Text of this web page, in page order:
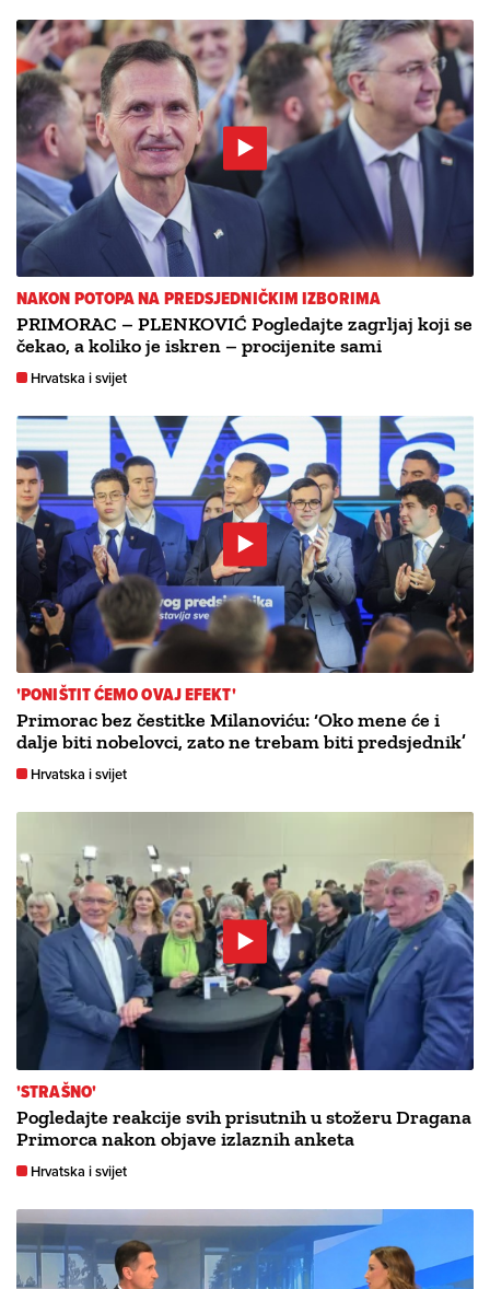
NAKON POTOPA NA PREDSJEDNIČKIM IZBORIMA
PRIMORAC – PLENKOVIĆ Pogledajte zagrljaj koji se
čekao, a koliko je iskren – procijenite sami
Hrvatska i svijet
'PONIŠTIT ĆEMO OVAJ EFEKT'
Primorac bez čestitke Milanoviću: ‘Oko mene će i
dalje biti nobelovci, zato ne trebam biti predsjednik’
Hrvatska i svijet
'STRAŠNO'
Pogledajte reakcije svih prisutnih u stožeru Dragana
Primorca nakon objave izlaznih anketa
Hrvatska i svijet